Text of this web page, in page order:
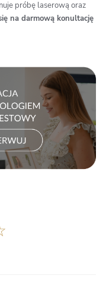
próbę laserową oraz
na darmową konultację